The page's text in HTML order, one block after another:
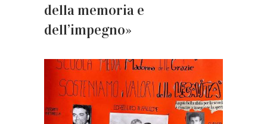
della memoria e
dell’impegno»